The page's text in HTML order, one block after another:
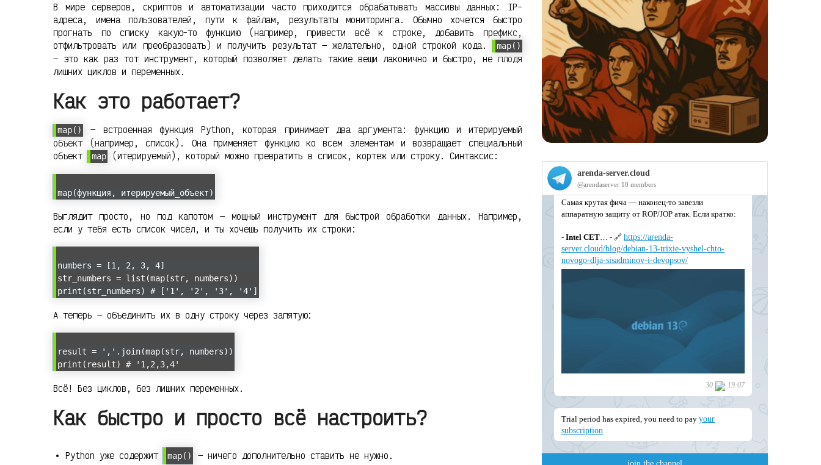
В мире серверов, скриптов и автоматизации часто приходится обрабатывать массивы данных: IP-
адреса, имена пользователей, пути к файлам, результаты мониторинга. Обычно хочется быстро
прогнать по списку какую-то функцию (например, привести всё к строке, добавить префикс,
отфильтровать или преобразовать) и получить результат — желательно, одной строкой кода.
map()
— это как раз тот инструмент, который позволяет делать такие вещи лаконично и быстро, не плодя
лишних циклов и переменных.
Как это работает?
map()
— встроенная функция Python, которая принимает два аргумента: функцию и итерируемый
объект (например, список). Она применяет функцию ко всем элементам и возвращает специальный
объект
map (итерируемый), который можно превратить в список, кортеж или строку. Синтаксис:
map(функция, итерируемый_объект)
Выглядит просто, но под капотом — мощный инструмент для быстрой обработки данных. Например,
если у тебя есть список чисел, и ты хочешь получить их строки:
numbers = [1, 2, 3, 4]
str_numbers = list(map(str, numbers))
print(str_numbers) # ['1', '2', '3', '4']
А теперь — объединить их в одну строку через запятую:
result = ','.join(map(str, numbers))
print(result) # '1,2,3,4'
Всё! Без циклов, без лишних переменных.
Как быстро и просто всё настроить?
Python уже содержит map()
— ничего дополнительно ставить не нужно.